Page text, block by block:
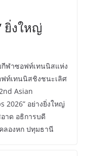
ยิ่งใหญ่
ฬาซอฟท์เทนนิสแห่ง
ท์เทนนิสชิงชนะเลิศ
Asian
2026” อย่างยิ่งใหญ่
าด อธิการบดี
ลองหก ปทุมธานี